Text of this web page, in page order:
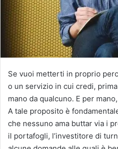
Se vuoi metterti in proprio
o un servizio in cui credi,
mano da qualcuno. E per
A tale proposito è
che nessuno ama buttar via i
il portafogli, l’investitore di